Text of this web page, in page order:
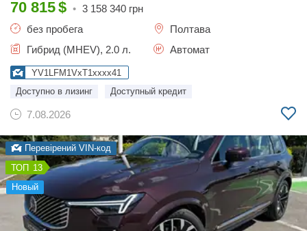
70 815$ • 3 158 340 грн
без пробега
Полтава
Гибрид (MHEV), 2.0 л.
Автомат
YV1LFM1VxT1xxxx41
Доступно в лизинг
Доступный кредит
7.08.2026
Перевірений VIN-код
13
новый